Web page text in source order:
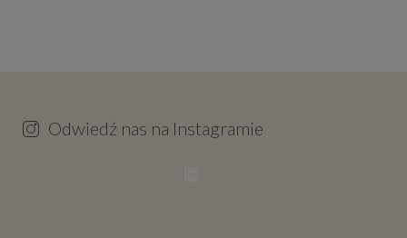
Odwiedź nas na Instagramie